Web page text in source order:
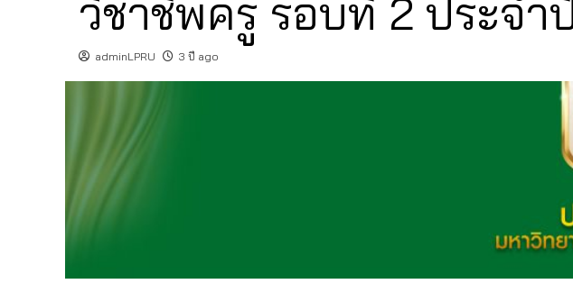
วิชาชีพครู รอบที่ 2 ประจ
adminLPRU 3 ปี ago